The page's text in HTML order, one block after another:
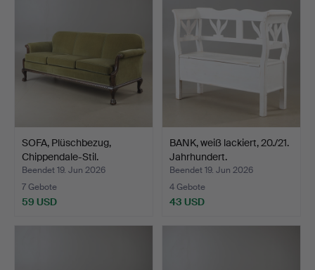
SOFA, Plüschbezug,
Chippendale-Stil.
Beendet 19. Jun 2026
7 Gebote
59 USD
BANK, weiß lackiert, 20./21.
Jahrhundert.
Beendet 19. Jun 2026
4 Gebote
43 USD